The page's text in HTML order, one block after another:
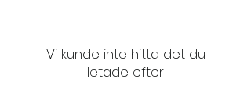
Vi kunde inte hitta det du
letade efter